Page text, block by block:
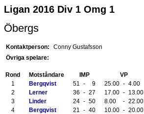
Ligan 2016 Div 1 Omg 1
Öbergs
Kontaktperson:
Conny Gustafsson
Övriga spelare:
Rond Motståndare IMP
VP
1
Bergqvist 51 - 9 25.00 - 4.00
2
Lerner 36 - 27 17.00 - 13.00
3
Linder 24 - 50 8.00 - 22.00
4
Bergqvist 21 - 40 10.00 - 20.00